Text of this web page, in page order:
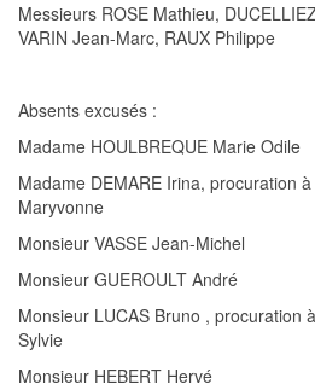
Messieurs ROSE Mathieu,
VARIN Jean-Marc, RAUX Philippe
Absents excusés :
Madame HOULBREQUE Marie Odile
Madame DEMARE Irina, procuration
Maryvonne
Monsieur VASSE Jean-Michel
Monsieur GUEROULT André
Monsieur LUCAS Bruno , procuration à
Sylvie
Monsieur HEBERT Hervé